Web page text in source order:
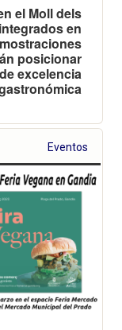
el Moll dels
en
posicionar
excelencia
Eventos